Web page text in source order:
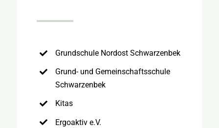
Grundschule Nordost Schwarzenbek
Grund- und Gemeinschaftsschule
Schwarzenbek
Kitas
Ergoaktiv e.V.